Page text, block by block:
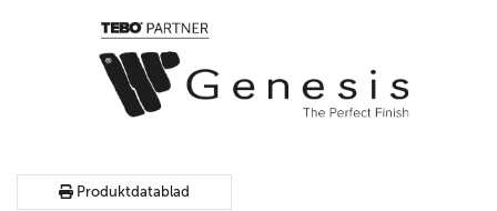
Produktdatablad